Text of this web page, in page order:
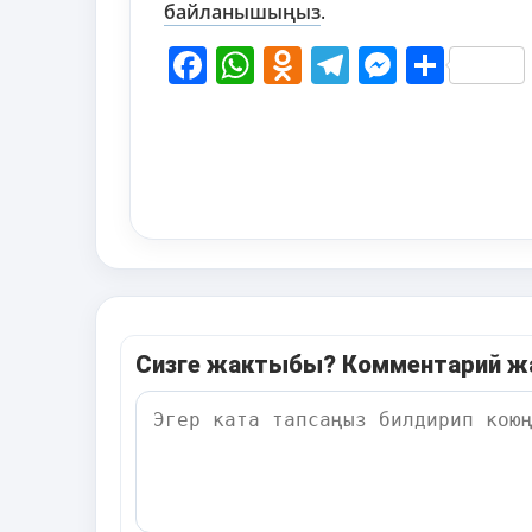
байланышыңыз.
Facebook
WhatsApp
Telegram
Share
Сизге жактыбы? Комментарий